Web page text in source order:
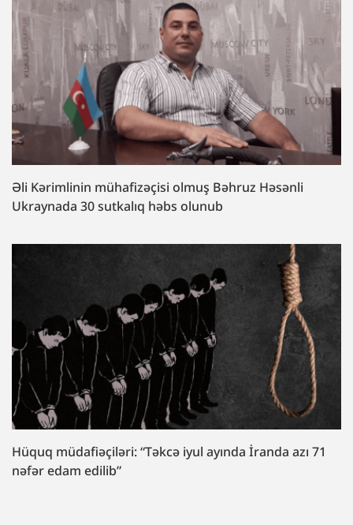
Əli Kərimlinin mühafizəçisi olmuş Bəhruz Həsənli
Ukraynada 30 sutkalıq həbs olunub
Hüquq müdafiəçiləri: “Təkcə iyul ayında İranda azı 71
nəfər edam edilib”